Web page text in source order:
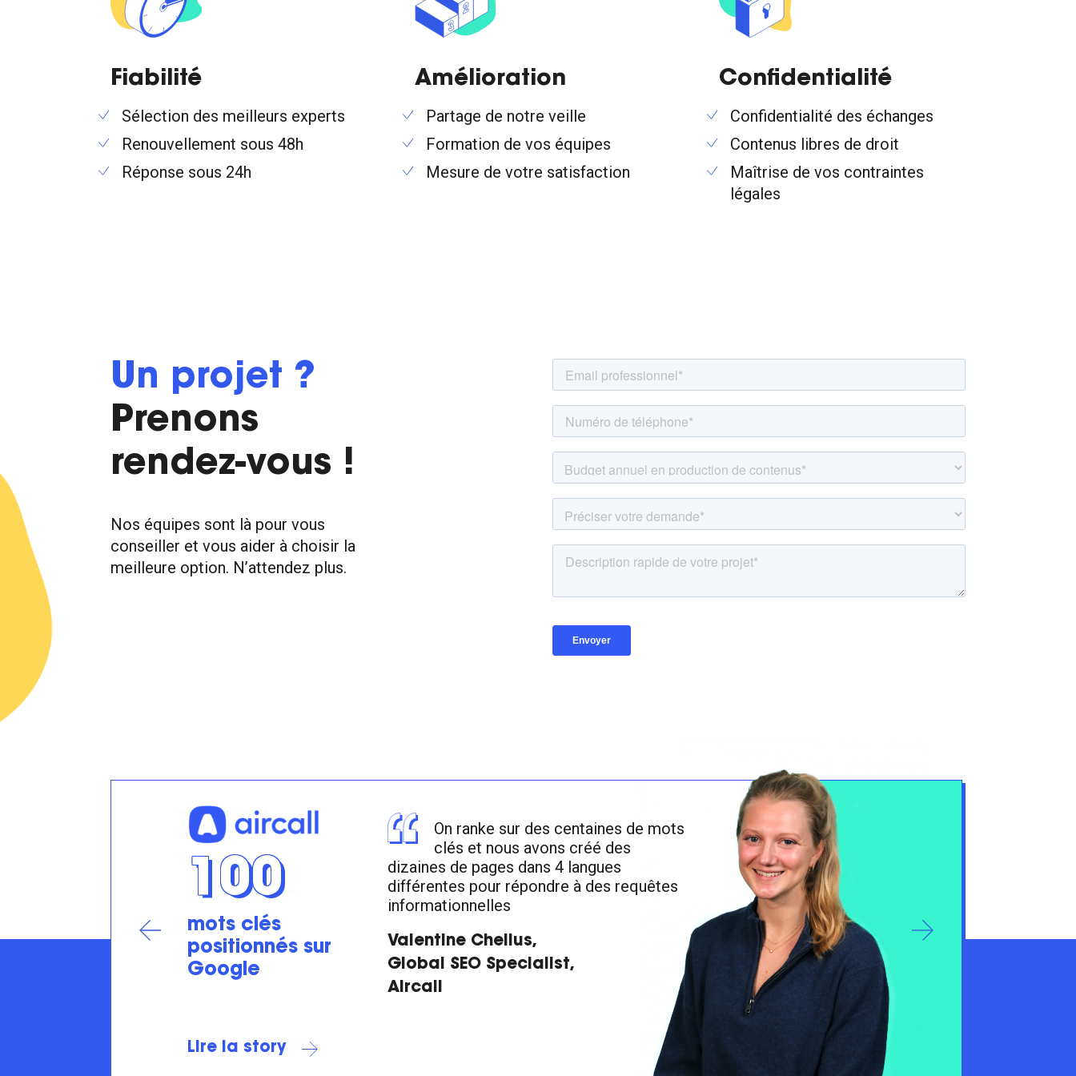
Fiabilité
Sélection des meilleurs experts
Renouvellement sous 48h
Réponse sous 24h
Amélioration
Partage de notre veille
Formation de vos équipes
Mesure de votre satisfaction
Confidentialité
Confidentialité des échanges
Contenus libres de droit
Maîtrise de vos contraintes
légales
Un projet ?
Prenons
rendez-vous !
Nos équipes sont là pour vous
conseiller et vous aider à choisir la
meilleure option. N’attendez plus.
100
mots clés
positionnés sur
Google
Lire la story
On ranke sur des centaines de mots
clés et nous avons créé des
dizaines de pages dans 4 langues
différentes pour répondre à des requêtes
informationnelles
Valentine Chelius,
Global SEO Specialist,
Aircall